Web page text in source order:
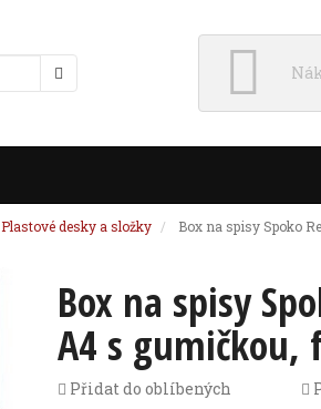
Plastové desky a složky Box na spisy Spoko
Box na spisy
A4 s gumičkou,
Přidat do oblíbených